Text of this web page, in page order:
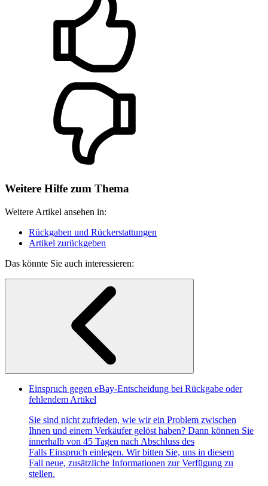
Weitere Hilfe zum Thema
Weitere Artikel ansehen in:
Rückgaben und Rückerstattungen
Artikel zurückgeben
Das könnte Sie auch interessieren:
Einspruch gegen eBay-Entscheidung bei Rückgabe oder
fehlendem Artikel
Sie sind nicht zufrieden, wie wir ein Problem zwischen
Ihnen und einem Verkäufer gelöst haben? Dann können Sie
innerhalb von 45 Tagen nach Abschluss des
Falls Einspruch einlegen. Wir bitten Sie, uns in diesem
Fall neue, zusätzliche Informationen zur Verfügung zu
stellen.